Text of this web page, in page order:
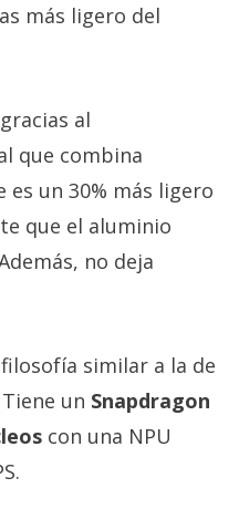
más ligero del
al
que combina
es un 30% más ligero
que el aluminio
no deja
similar a la de
un Snapdragon
con una NPU